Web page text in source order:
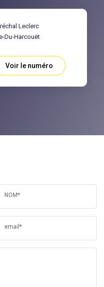
Leclerc
Du-Harcouët
Voir le numéro
NOM*
email*